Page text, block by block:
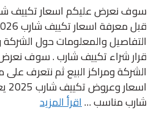
التفاصيل والمعلومات حول الشركة
قرار شراء تكييف شارب . سوف
الشركة ومراكز البيع ثم نتعرف على
شارب مناسب …اقرأ المزيد